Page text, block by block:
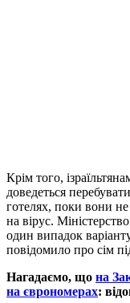
Крім того,
доведеться
готелях, поки вони
на вірус.
один випадок
повідомило про сім
Нагадаємо, що на
на єврономерах: